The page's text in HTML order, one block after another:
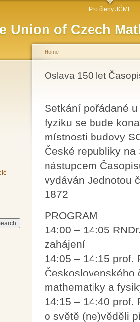
Union of Czech
Pro členy JČMF
You are here
Home
Oslava 150 let
Setkání pořádané
fyziku se bude
místnosti budovy
České republiky
nástupcem
vydáván Jednotou
1872
PROGRAM
14:00 – 14:05
zahájení
14:05 – 14:15 prof.
Československého
mathematiky a
14:15 – 14:40 prof.
o světě (ne)věděli